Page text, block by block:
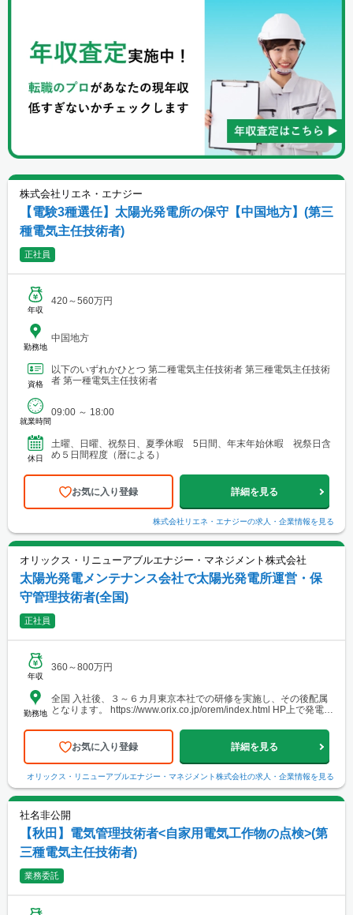
株式会社リエネ・エナジー
【電験3種選任】太陽光発電所の保守【中国地方】(第三
種電気主任技術者)
正社員
年収
420～560万円
勤務地
中国地方
資格
以下のいずれかひとつ 第二種電気主任技術者 第三種電気主任技術
者 第一種電気主任技術者
就業時間
09:00 ～ 18:00
休日
土曜、日曜、祝祭日、夏季休暇 5日間、年末年始休暇 祝祭日含
め５日間程度（暦による）
お気に入り登録 詳細を見る
株式会社リエネ・エナジーの求人・企業情報を見る
オリックス・リニューアブルエナジー・マネジメント株式会社
太陽光発電メンテナンス会社で太陽光発電所運営・保
守管理技術者(全国)
正社員
年収
360～800万円
勤務地
全国 入社後、３～６カ月東京本社での研修を実施し、その後配属
となります。 https://www.orix.co.jp/orem/index.html HP上で発電所
のエリア内にある発電所をご担当いただきます。 ✓北海道 ✓東北
✓北陸・新潟 ✓関東 ✓中部・近畿 ✓山口 ✓九州
お気に入り登録 詳細を見る
オリックス・リニューアブルエナジー・マネジメント株式会社の求人・企業情報を見る
社名非公開
【秋田】電気管理技術者<自家用電気工作物の点検>(第
三種電気主任技術者)
業務委託